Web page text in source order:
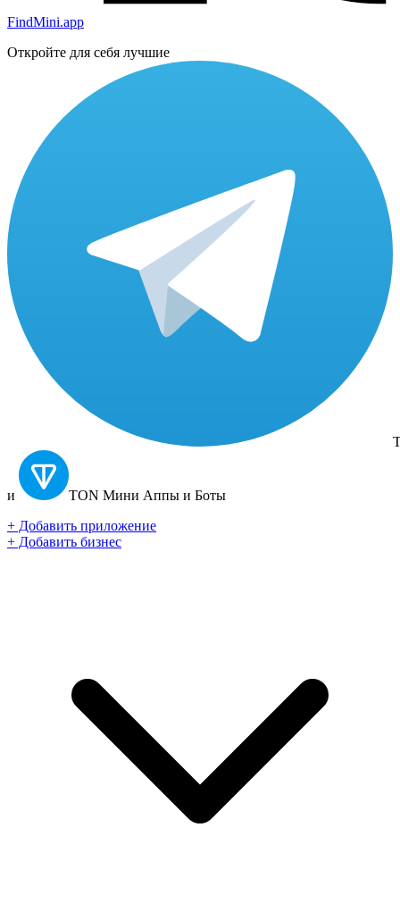
FindMini.app
Откройте для себя лучшие
и TON Мини Аппы и Боты
+ Добавить приложение
+ Добавить бизнес